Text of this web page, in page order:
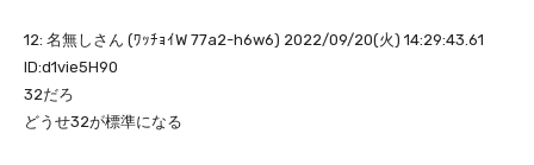
12: 名無しさん (ﾜｯﾁｮｲW 77a2-h6w6) 2022/09/20(火) 14:29:43.61
ID:d1vie5H90
32だろ
どうせ32が標準になる